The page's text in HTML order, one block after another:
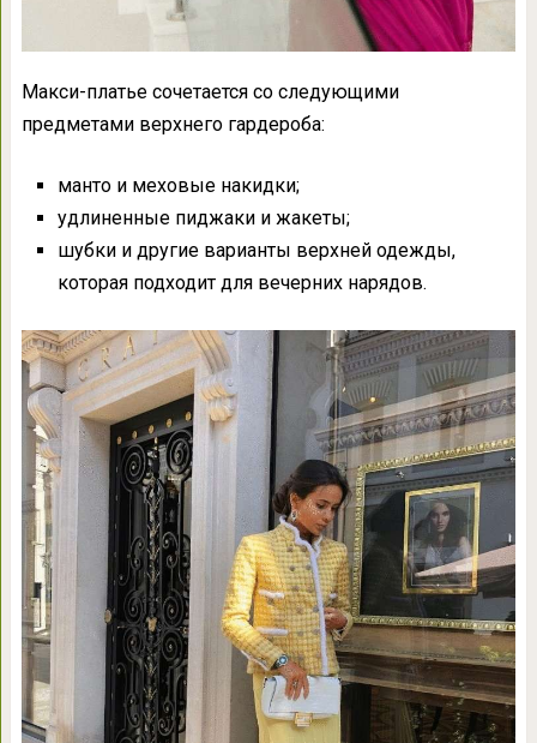
Макси-платье сочетается со следующими
предметами верхнего гардероба:
манто и меховые накидки;
удлиненные пиджаки и жакеты;
шубки и другие варианты верхней одежды,
которая подходит для вечерних нарядов.